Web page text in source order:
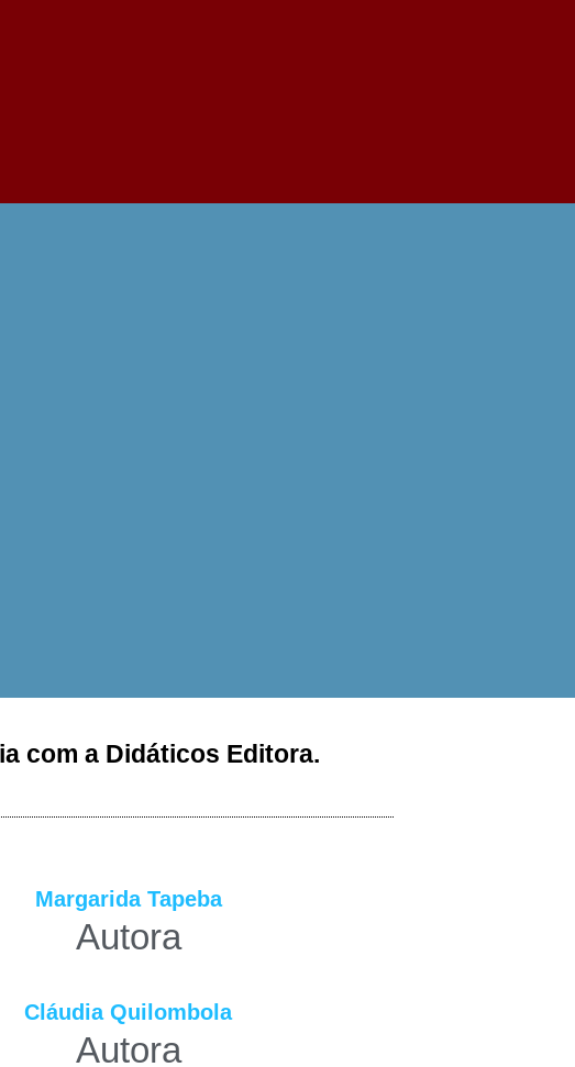
com a Didáticos Editora.
Margarida Tapeba
Autora
Cláudia Quilombola
Autora